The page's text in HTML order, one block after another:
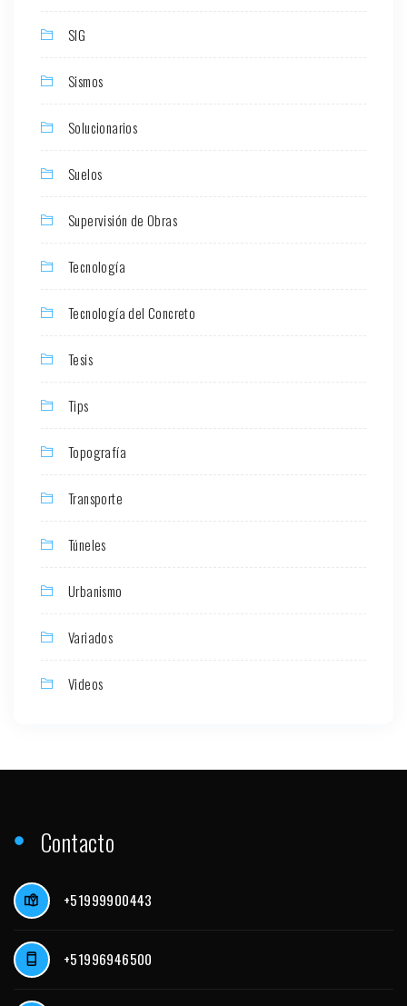
SIG
Sismos
Solucionarios
Suelos
Supervisión de Obras
Tecnología
Tecnología del Concreto
Tesis
Tips
Topografía
Transporte
Túneles
Urbanismo
Variados
Videos
Contacto
+51999900443
+51996946500